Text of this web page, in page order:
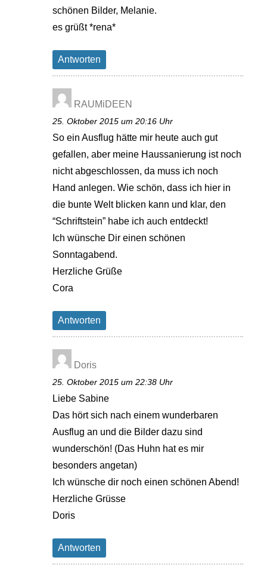
schönen Bilder, Melanie.
es grüßt *rena*
Antworten
RAUMiDEEN
25. Oktober 2015 um 20:16 Uhr
So ein Ausflug hätte mir heute auch gut
gefallen, aber meine Haussanierung ist noch
nicht abgeschlossen, da muss ich noch
Hand anlegen. Wie schön, dass ich hier in
die bunte Welt blicken kann und klar, den
“Schriftstein” habe ich auch entdeckt!
Ich wünsche Dir einen schönen
Sonntagabend.
Herzliche Grüße
Cora
Antworten
Doris
25. Oktober 2015 um 22:38 Uhr
Liebe Sabine
Das hört sich nach einem wunderbaren
Ausflug an und die Bilder dazu sind
wunderschön! (Das Huhn hat es mir
besonders angetan)
Ich wünsche dir noch einen schönen Abend!
Herzliche Grüsse
Doris
Antworten